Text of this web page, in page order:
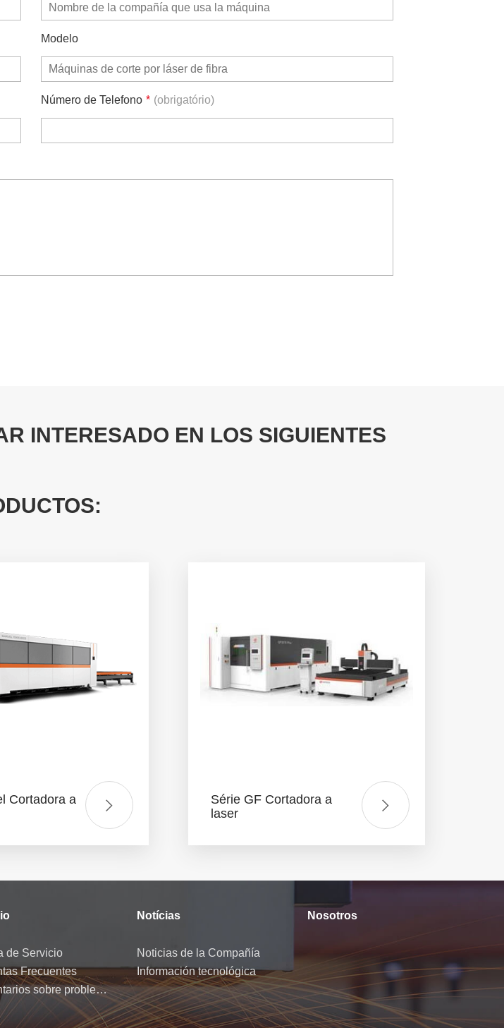
Modelo
Número de Telefono * (obrigatório)
INTERESADO EN LOS SIGUIENTES
Cortadora a
Série GF Cortadora a
laser
de Servicio
Frecuentes
Comentarios sobre problemas
Notícias
Noticias de la Compañía
Información tecnológica
Nosotros